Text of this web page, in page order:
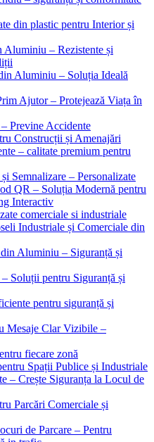
din plastic pentru Interior și
Aluminiu – Rezistente și
Aluminiu – Soluția Ideală
Ajutor – Protejează Viața în
Previne Accidente
Construcții și Amenajări
– calitate premium pentru
Semnalizare – Personalizate
QR – Soluția Modernă pentru
Interactiv
comerciale si industriale
Industriale și Comerciale din
Aluminiu – Siguranță și
Soluții pentru Siguranță și
pentru siguranță și
Mesaje Clar Vizibile –
fiecare zonă
Spații Publice și Industriale
– Crește Siguranța la Locul de
Parcări Comerciale și
de Parcare – Pentru